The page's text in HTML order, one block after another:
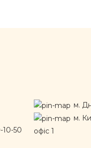
10-50
м.
м.
офіс 1